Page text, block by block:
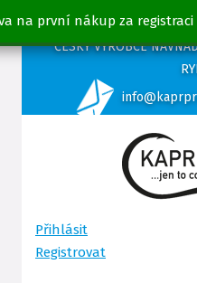
na první nákup za
ČESKÝ VÝROBCE
Přihlásit
Registrovat